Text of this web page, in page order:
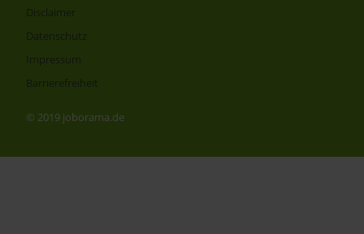
Disclaimer
Datenschutz
Impressum
Barrierefreiheit
© 2019 joborama.de